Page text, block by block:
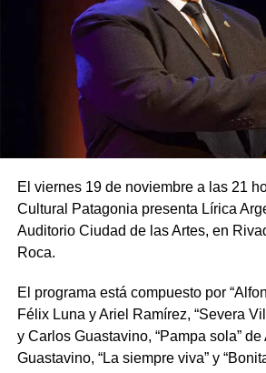
El viernes 19 de noviembre a las 21
Cultural Patagonia presenta Lírica
Auditorio Ciudad de las Artes, en
Roca.
El programa está compuesto por
Félix Luna y Ariel Ramírez, “Severa
y Carlos Guastavino, “Pampa sola”
Guastavino, “La siempre viva” y